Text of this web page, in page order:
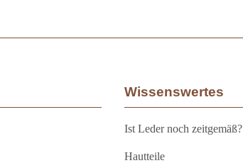
Wissenswertes
Ist Leder noch zeitgemäß?
Hautteile